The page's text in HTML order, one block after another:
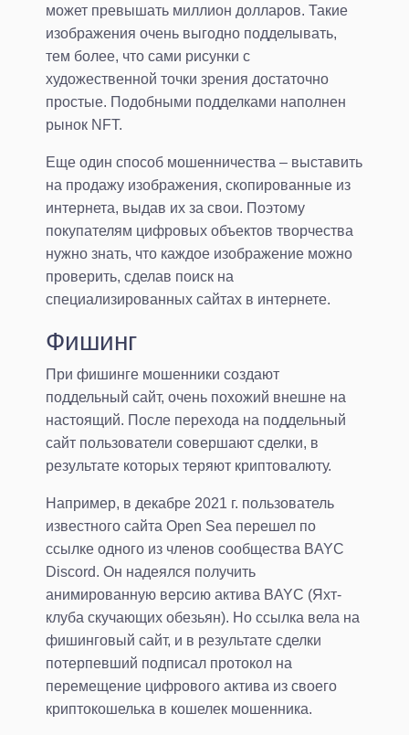
может превышать миллион долларов. Такие
изображения очень выгодно подделывать,
тем более, что сами рисунки с
художественной точки зрения достаточно
простые. Подобными подделками наполнен
рынок NFT.
Еще один способ мошенничества – выставить
на продажу изображения, скопированные из
интернета, выдав их за свои. Поэтому
покупателям цифровых объектов творчества
нужно знать, что каждое изображение можно
проверить, сделав поиск на
специализированных сайтах в интернете.
Фишинг
При фишинге мошенники создают
поддельный сайт, очень похожий внешне на
настоящий. После перехода на поддельный
сайт пользователи совершают сделки, в
результате которых теряют криптовалюту.
Например, в декабре 2021 г. пользователь
известного сайта Open Sea перешел по
ссылке одного из членов сообщества BAYC
Discord. Он надеялся получить
анимированную версию актива BAYC (Яхт-
клуба скучающих обезьян). Но ссылка вела на
фишинговый сайт, и в результате сделки
потерпевший подписал протокол на
перемещение цифрового актива из своего
криптокошелька в кошелек мошенника.